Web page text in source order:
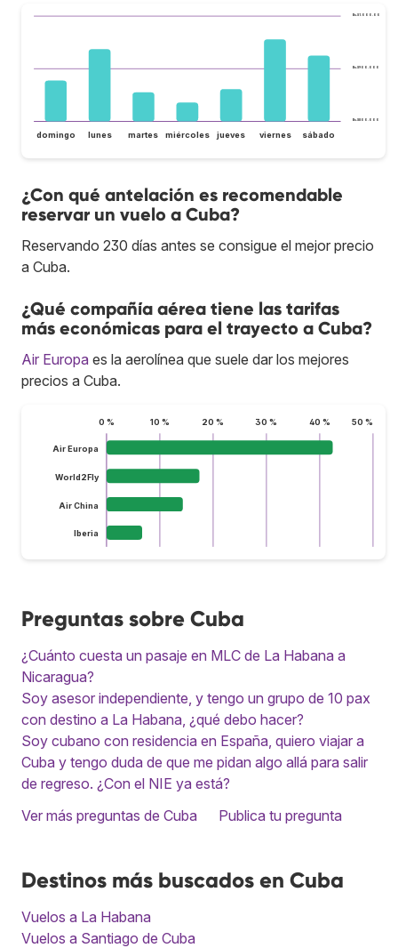
Bs.S800.000
Bs.S900.000
Bs.S1.000.000
domingo lunes martes miércoles jueves viernes sábado
¿Con qué antelación es recomendable
reservar un vuelo a Cuba?
Reservando 230 días antes se consigue el mejor precio
a Cuba.
¿Qué compañía aérea tiene las tarifas
más económicas para el trayecto a Cuba?
Air Europa es la aerolínea que suele dar los mejores
precios a Cuba.
0 % 10 % 20 % 30 % 40 % 50 %
Air Europa
World2Fly
Air China
Iberia
Preguntas sobre Cuba
¿Cuánto cuesta un pasaje en MLC de La Habana a
Nicaragua?
Soy asesor independiente, y tengo un grupo de 10 pax
con destino a La Habana, ¿qué debo hacer?
Soy cubano con residencia en España, quiero viajar a
Cuba y tengo duda de que me pidan algo allá para salir
de regreso. ¿Con el NIE ya está?
Ver más preguntas de Cuba
Publica tu pregunta
Destinos más buscados en Cuba
Vuelos a La Habana
Vuelos a Santiago de Cuba